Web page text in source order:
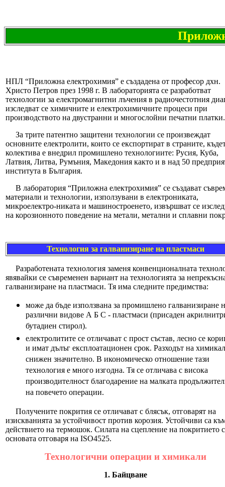
НПЛ “Приложна електрохимия” е създадена от професор дхн.
Христо Петров през 1998 г. В лабораторията се разработват
технологии за електромагнитни лъчения в радиочестотния
изследват се химичните и електрохимичните процеси при
производството на двустранни и многослойни печатни платки.
За трите патентно защитени технологии се произвеждат
основните електролити, които се експортират в страните,
колектива е внедрил промишлено технологиите: Русия, Куба,
Латвия, Литва, Румъния, Македония както и в над 50
института в България.
В лаборатория “Приложна електрохимия” се създават
материали и технологии, използувани в електрониката,
микроелектро-никата и машиностроенето, извършват се
на корозионното поведение на метали, метални и сплавни
Технология за галванизиране на пластмаси
Разработената технология заменя конвенционалната
явявайки се съвременен вариант на технологията за
галванизиране на пластмаси. Тя има следните предимства:
може да бъде използвана за промишлено галванизиране
различни видове А Б С - пластмаси (присаден
бутадиен стирол).
електролитите се отличават с прост състав, лесно се
и имат дълъг експлоатационен срок. Разходът на
снижен значително. В икономическо отношение тази
технология е много изгодна. Тя се отличава с висока
производителност благодарение на малката
на повечето операции.
Получените покрития се отличават с блясък, отговарят на
изискванията за устойчивост против корозия. Устойчиви са
действието на термошок. Силата на сцепление на покритието с
основата отговаря на ISO4525.
Технологични операции и химикали
1. Байцване